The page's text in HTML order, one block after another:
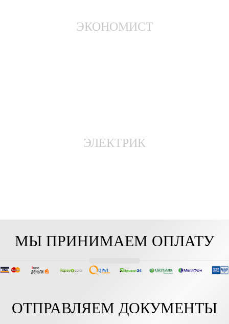
ЭКОНОМИСТ
ЭЛЕКТРИК
МЫ ПРИНИМАЕМ ОПЛАТУ
ОТПРАВЛЯЕМ ДОКУМЕНТЫ